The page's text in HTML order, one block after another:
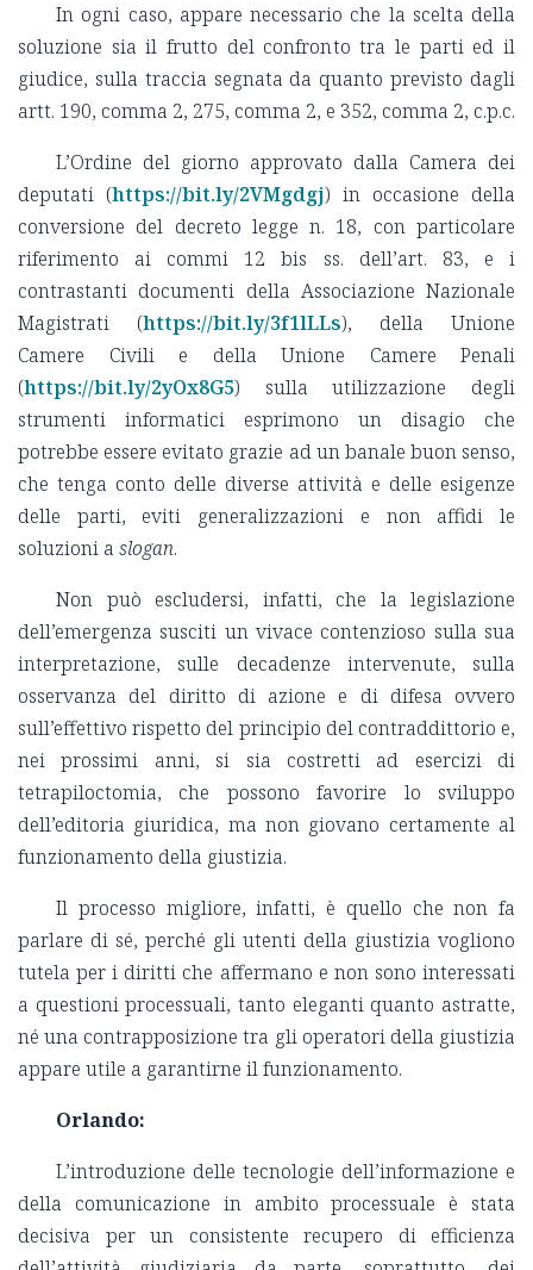
In ogni caso, appare necessario che la scelta della
soluzione sia il frutto del confronto tra le parti ed il
giudice, sulla traccia segnata da quanto previsto dagli
artt. 190, comma 2, 275, comma 2, e 352, comma 2, c.p.c.
L’Ordine del giorno approvato dalla Camera dei
deputati (https://bit.ly/2VMgdgj) in occasione della
conversione del decreto legge n. 18, con particolare
riferimento ai commi 12 bis ss. dell’art. 83, e i
contrastanti documenti della Associazione Nazionale
Magistrati (https://bit.ly/3f1lLLs), della Unione
Camere Civili e della Unione Camere Penali
(https://bit.ly/2yOx8G5) sulla utilizzazione degli
strumenti informatici esprimono un disagio che
potrebbe essere evitato grazie ad un banale buon senso,
che tenga conto delle diverse attività e delle esigenze
delle parti, eviti generalizzazioni e non affidi le
soluzioni a slogan.
Non può escludersi, infatti, che la legislazione
dell’emergenza susciti un vivace contenzioso sulla sua
interpretazione, sulle decadenze intervenute, sulla
osservanza del diritto di azione e di difesa ovvero
sull’effettivo rispetto del principio del contraddittorio e,
nei prossimi anni, si sia costretti ad esercizi di
tetrapiloctomia, che possono favorire lo sviluppo
dell’editoria giuridica, ma non giovano certamente al
funzionamento della giustizia.
Il processo migliore, infatti, è quello che non fa
parlare di sé, perché gli utenti della giustizia vogliono
tutela per i diritti che affermano e non sono interessati
a questioni processuali, tanto eleganti quanto astratte,
né una contrapposizione tra gli operatori della giustizia
appare utile a garantirne il funzionamento.
Orlando:
L’introduzione delle tecnologie dell’informazione e
della comunicazione in ambito processuale è stata
decisiva per un consistente recupero di efficienza